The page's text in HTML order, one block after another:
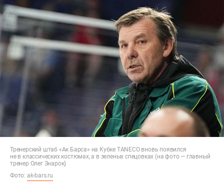
Тренерский штаб «Ак Барса» на Кубке TANECO вновь появился
не в классических костюмах, а в зеленых спецовках (на фото — главный
тренер Олег Знарок)
Фото: ak-bars.ru